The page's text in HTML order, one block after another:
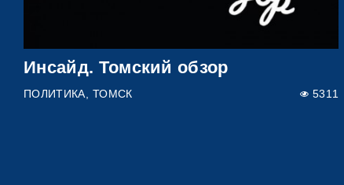
Инсайд. Томский обзор
ПОЛИТИКА ТОМСК 5311